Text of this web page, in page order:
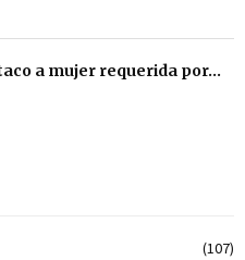
a mujer requerida por...
(107)